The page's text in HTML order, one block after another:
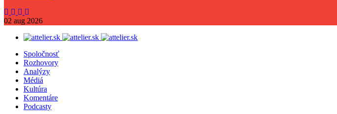
02 aug 2026
Spoločnosť
Rozhovory
Analýzy
Médiá
Kultúra
Komentáre
Podcasty